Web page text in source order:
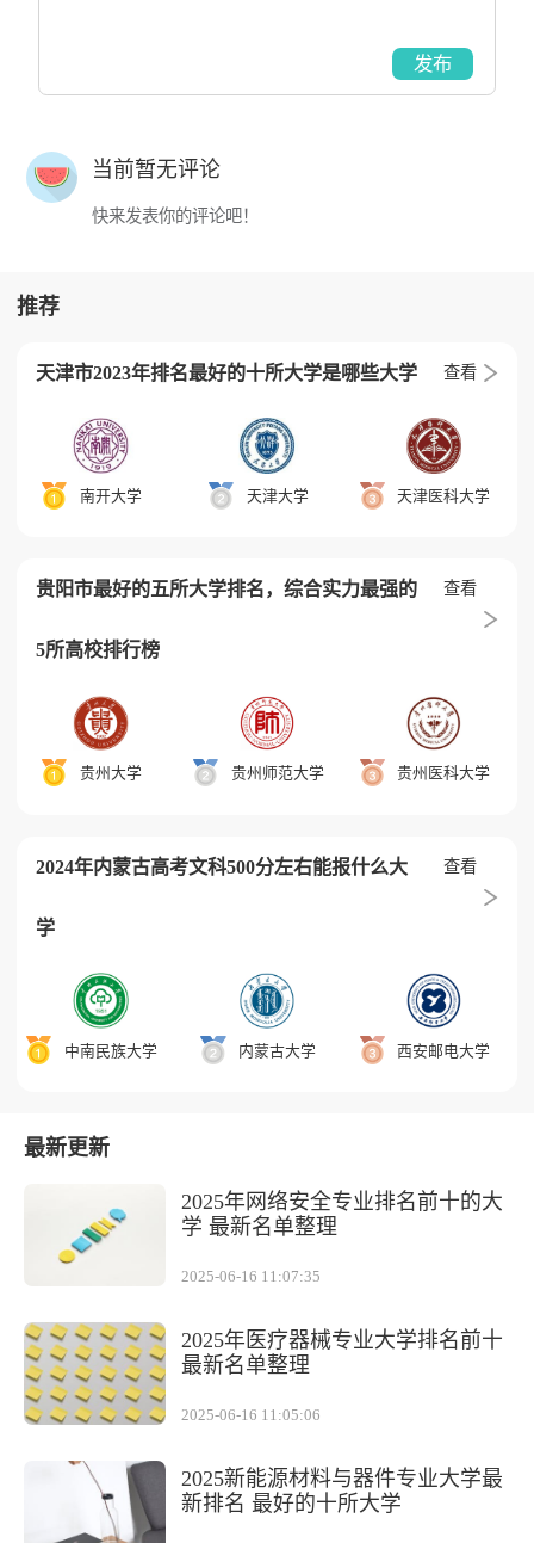
发布
当前暂无评论
快来发表你的评论吧！
推荐
天津市2023年排名最好的十所大学是哪些大学 查看
南开大学 天津大学 天津医科大学
贵阳市最好的五所大学排名，综合实力最强的
5所高校排行榜
查看
贵州大学 贵州师范大学 贵州医科大学
2024年内蒙古高考文科500分左右能报什么大
学
查看
中南民族大学 内蒙古大学 西安邮电大学
最新更新
2025年网络安全专业排名前十的大
学 最新名单整理
2025-06-16 11:07:35
2025年医疗器械专业大学排名前十
最新名单整理
2025-06-16 11:05:06
2025新能源材料与器件专业大学最
新排名 最好的十所大学